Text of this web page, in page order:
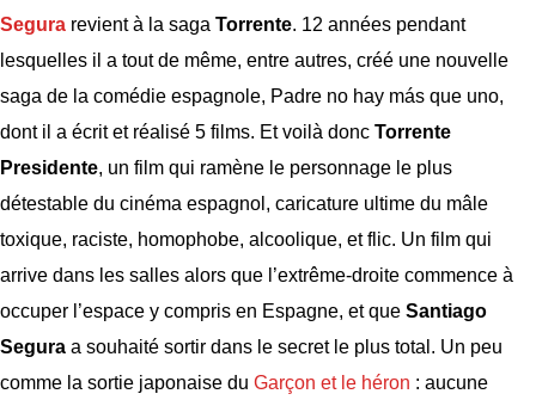
Segura revient à la saga Torrente. 12 années pendant
lesquelles il a tout de même, entre autres, créé une nouvelle
saga de la comédie espagnole, Padre no hay más que uno,
dont il a écrit et réalisé 5 films. Et voilà donc Torrente
Presidente, un film qui ramène le personnage le plus
détestable du cinéma espagnol, caricature ultime du mâle
toxique, raciste, homophobe, alcoolique, et flic. Un film qui
arrive dans les salles alors que l’extrême-droite commence à
occuper l’espace y compris en Espagne, et que Santiago
Segura a souhaité sortir dans le secret le plus total. Un peu
comme la sortie japonaise du Garçon et le héron : aucune